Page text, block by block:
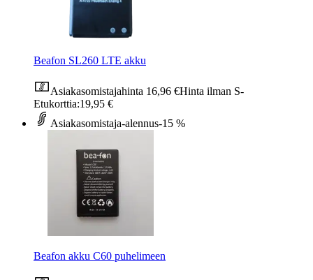
Beafon SL260 LTE akku
Asiakasomistajahinta 16,96 €Hinta ilman S-
Etukorttia:19,95 €
Asiakasomistaja-alennus-15 %
Beafon akku C60 puhelimeen